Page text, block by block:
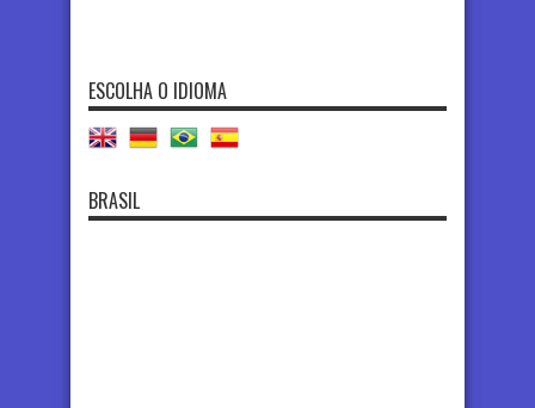
ESCOLHA O IDIOMA
BRASIL